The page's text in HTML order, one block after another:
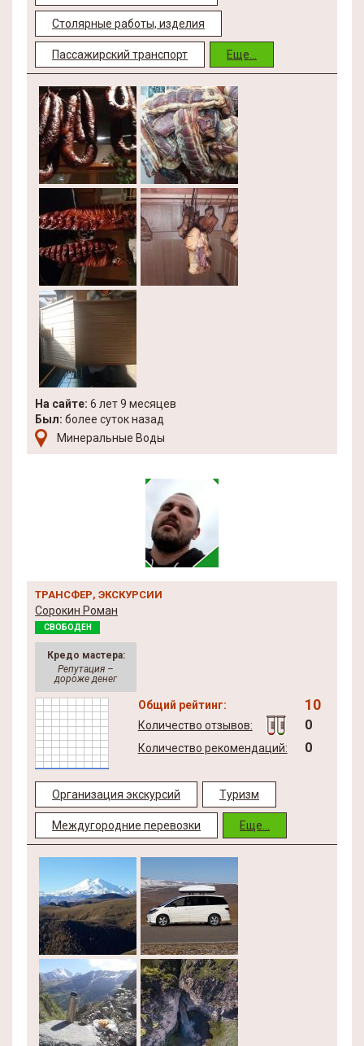
Столярные работы, изделия
Пассажирский транспорт Еще...
На сайте: 6 лет 9 месяцев
Был: более суток назад
Минеральные Воды
ТРАНСФЕР, ЭКСКУРСИИ
Сорокин Роман
СВОБОДЕН
Кредо мастера:
Репутация –
дороже денег
Общий рейтинг: 10
Количество отзывов: 0
Количество рекомендаций: 0
Организация экскурсий Туризм
Междугородние перевозки Еще...